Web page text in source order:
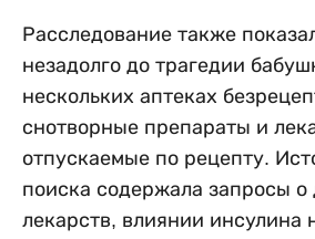
Расследование также
незадолго до трагедии
нескольких аптеках
снотворные препараты и
отпускаемые по рецепту.
поиска содержала запросы о
лекарств, влиянии инсулина